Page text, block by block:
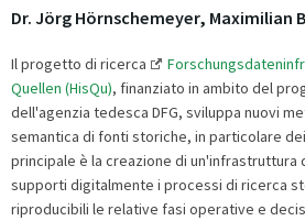
Dr. Jörg Hörnschemeyer, Maximilian
Il progetto di ricerca
Quellen (HisQu), finanziato in ambito del
dell'agenzia tedesca DFG, sviluppa nuovi
semantica di fonti storiche, in particolare
principale è la creazione di un'infrastruttura
supporti digitalmente i processi di ricerca
riproducibili le relative fasi operative e